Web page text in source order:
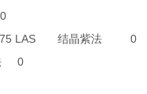
LAS 结晶紫法 0
0